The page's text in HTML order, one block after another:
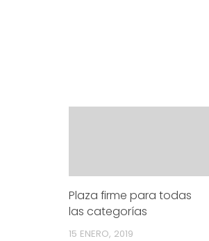
Plaza firme para todas
las categorías
15 ENERO, 2019